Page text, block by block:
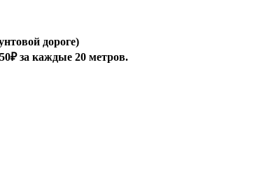
дороге)
за каждые 20 метров.